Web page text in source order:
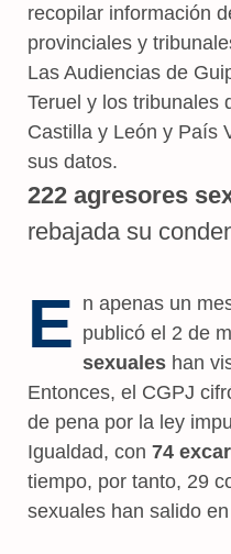
recopilar información
provinciales y
Las Audiencias de
Teruel y los tribunales
Castilla y León y País
sus datos.
222 agresores
rebajada su
E n apenas un
publicó el 2 de
sexuales han
Entonces, el CGPJ
de pena por la ley
Igualdad, con 74
tiempo, por tanto, 29
sexuales han salido